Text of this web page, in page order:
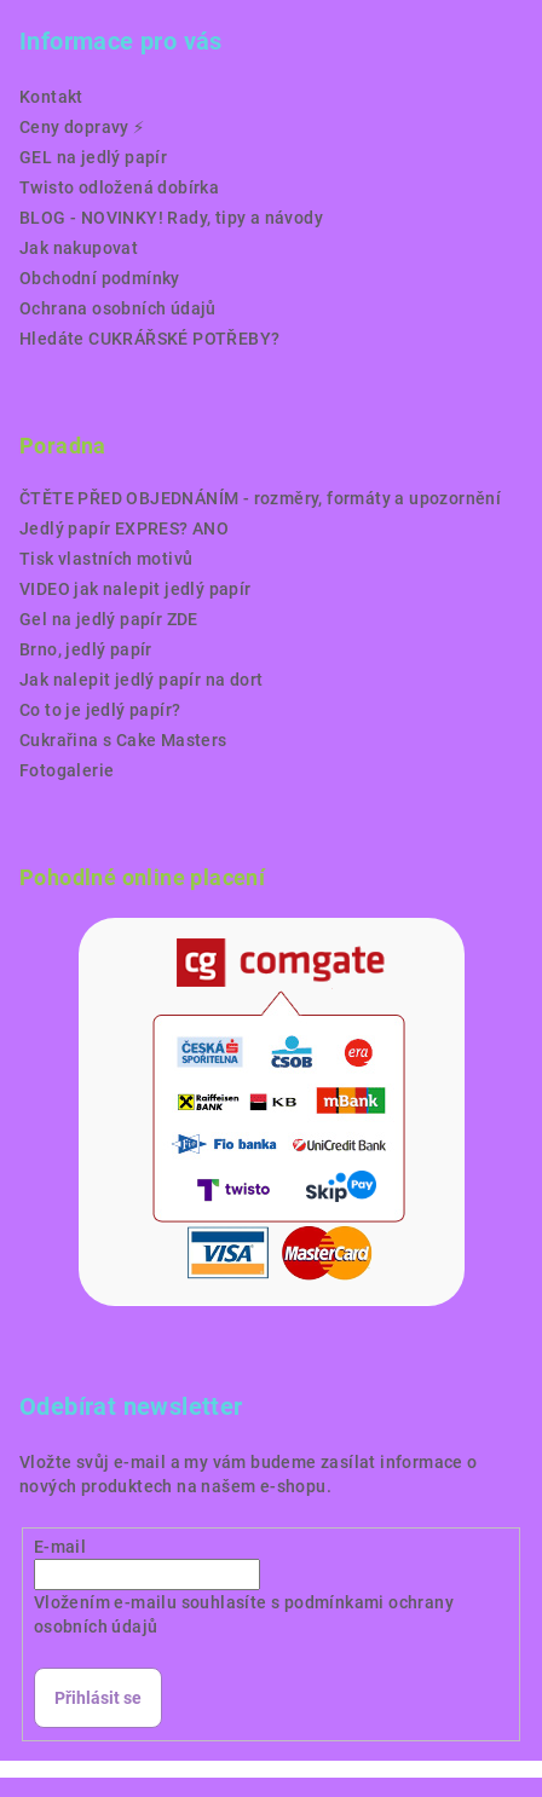
Informace pro vás
Kontakt
Ceny dopravy ⚡️
GEL na jedlý papír
Twisto odložená dobírka
BLOG - NOVINKY! Rady, tipy a návody
Jak nakupovat
Obchodní podmínky
Ochrana osobních údajů
Hledáte CUKRÁŘSKÉ POTŘEBY?
Poradna
ČTĚTE PŘED OBJEDNÁNÍM - rozměry, formáty a upozornění
Jedlý papír EXPRES? ANO
Tisk vlastních motivů
VIDEO jak nalepit jedlý papír
Gel na jedlý papír ZDE
Brno, jedlý papír
Jak nalepit jedlý papír na dort
Co to je jedlý papír?
Cukrařina s Cake Masters
Fotogalerie
Pohodlné online placení
Odebírat newsletter
Vložte svůj e-mail a my vám budeme zasílat informace o
nových produktech na našem e-shopu.
E-mail
Vložením e-mailu souhlasíte s podmínkami ochrany
osobních údajů
Přihlásit se